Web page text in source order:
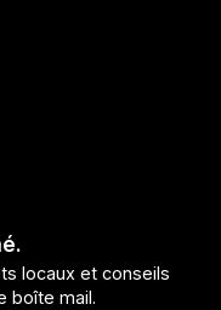
locaux et conseils
boîte mail.